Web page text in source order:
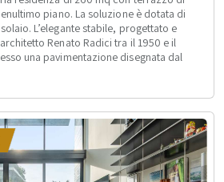
piano. La soluzione è dotata di
L’elegante stabile, progettato e
Renato Radici tra il 1950 e il
una pavimentazione disegnata dal